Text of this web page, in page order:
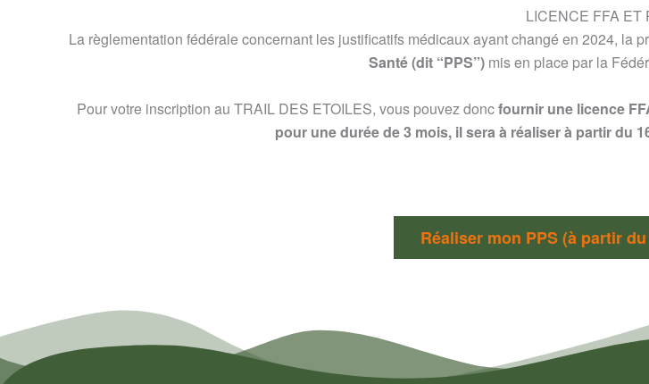
LICENCE FFA ET
La règlementation fédérale concernant les justificatifs médicaux ayant changé en 2024, la
Santé (dit “PPS”) mis en place par la
Pour votre inscription au TRAIL DES ETOILES, vous pouvez doncfournir une licence
pour une durée de 3 mois, il sera à réaliser à partir du
Réaliser mon PPS (à partir